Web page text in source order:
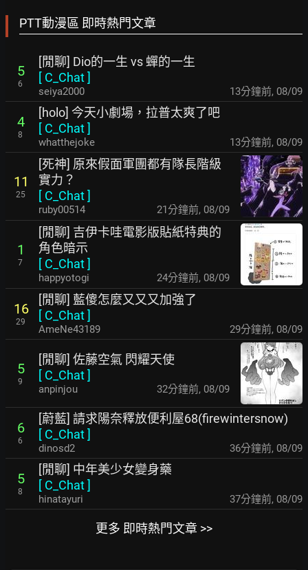
PTT動漫區 即時熱門文章
5
6
[閒聊] Dio的一生 vs 蟬的一生
[ C_Chat]
seiya2000 13分鐘前, 08/09
4
8
[holo] 今天小劇場，拉普太爽了吧
[ C_Chat]
whatthejoke 13分鐘前, 08/09
11
25
[死神] 原來假面軍團都有隊長階級
實力？
[ C_Chat]
ruby00514 21分鐘前, 08/09
1
7
[閒聊] 吉伊卡哇電影版貼紙特典的
角色暗示
[ C_Chat]
happyotogi 24分鐘前, 08/09
16
29
[閒聊] 藍傻怎麼又又又加強了
[ C_Chat]
AmeNe43189 29分鐘前, 08/09
5
9
[閒聊] 佐藤空氣 閃耀天使
[ C_Chat]
anpinjou 32分鐘前, 08/09
6
6
[蔚藍] 請求陽奈釋放便利屋68(firewintersnow)
[ C_Chat]
dinosd2 36分鐘前, 08/09
5
8
[閒聊] 中年美少女變身藥
[ C_Chat]
hinatayuri 37分鐘前, 08/09
更多 即時熱門文章 >>